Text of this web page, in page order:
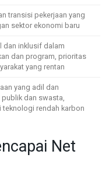
transisi pekerjaan yang
sektor ekonomi baru
dan inklusif dalam
dan program, prioritas
yang rentan
yang adil dan
dan swasta,
rendah karbon
Net